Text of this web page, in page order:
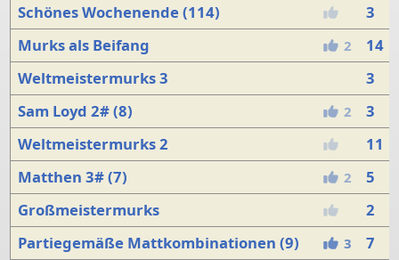
Schönes Wochenende (114)
3
Murks als Beifang
2
14
Weltmeistermurks 3
3
Sam Loyd 2# (8)
2
3
Weltmeistermurks 2
11
Matthen 3# (7)
2
5
Großmeistermurks
2
Partiegemäße Mattkombinationen (9)
3 7